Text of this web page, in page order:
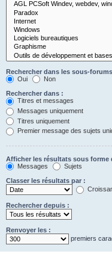
Rechercher dans les sous-
Oui
Non
Rechercher dans :
Titres et messages
Messages uniquement
Titres uniquement
Premier message des sujets
Afficher les résultats sous forme
Messages
Sujets
Classer les résultats par :
Rechercher depuis :
Renvoyer les :
premiers